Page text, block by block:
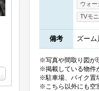
ウォー
TVモ
備考 ズーム
※写真や間取り図が
※掲載している物件
※駐車場、バイク置
※こちら以外にも空